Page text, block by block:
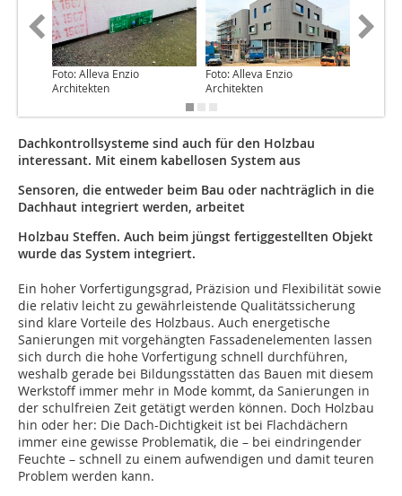
Foto: Alleva Enzio
Architekten
Foto: Alleva Enzio
Architekten
Dachkontrollsysteme sind auch für den Holzbau
interessant. Mit einem kabellosen System aus
Sensoren, die entweder beim Bau oder nachträglich in die
Dachhaut integriert werden, arbeitet
Holzbau Steffen. Auch beim jüngst fertiggestellten Objekt
wurde das System integriert.
Ein hoher Vorfertigungsgrad, Präzision und Flexibilität sowie
die relativ leicht zu gewährleistende Qualitätssicherung
sind klare Vorteile des Holzbaus. Auch energetische
Sanierungen mit vorgehängten Fassadenelementen lassen
sich durch die hohe Vorfertigung schnell durchführen,
weshalb gerade bei Bildungsstätten das Bauen mit diesem
Werkstoff immer mehr in Mode kommt, da Sanierungen in
der schulfreien Zeit getätigt werden können. Doch Holzbau
hin oder her: Die Dach-Dichtigkeit ist bei Flachdächern
immer eine gewisse Problematik, die – bei eindringender
Feuchte – schnell zu einem aufwendigen und damit teuren
Problem werden kann.